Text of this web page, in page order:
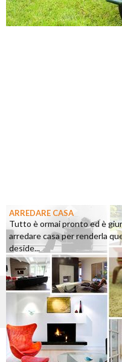
ARREDARE CASA
Tutto è ormai pronto ed è
arredare casa per renderla
deside...
©2026 - casapratica.org -